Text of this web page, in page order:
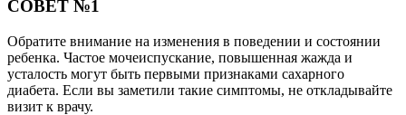
СОВЕТ №1
Обратите внимание на изменения в поведении и состоянии
ребенка. Частое мочеиспускание, повышенная жажда и
усталость могут быть первыми признаками сахарного
диабета. Если вы заметили такие симптомы, не откладывайте
визит к врачу.